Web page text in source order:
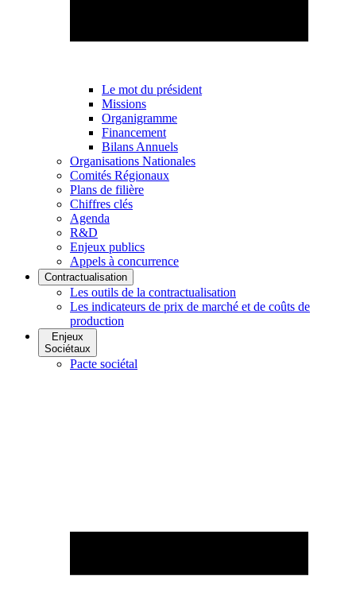
Le mot du président
Missions
Organigramme
Financement
Bilans Annuels
Organisations Nationales
Comités Régionaux
Plans de filière
Chiffres clés
Agenda
R&D
Enjeux publics
Appels à concurrence
Contractualisation
Les outils de la contractualisation
Les indicateurs de prix de marché et de coûts de
production
Enjeux
Sociétaux
Pacte sociétal